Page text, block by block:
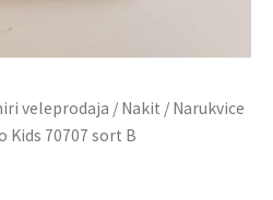
veleprodaja / Nakit / Narukvice
Kids 70707 sort B